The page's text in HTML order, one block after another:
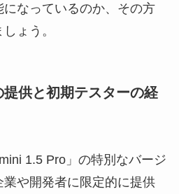
になっているのか、その方
ょう。
供と初期テスターの経
1.5 Pro」の特別なバージ
業や開発者に限定的に提供